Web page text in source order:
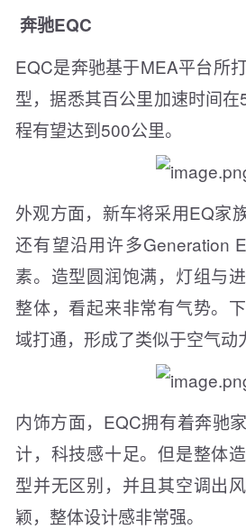
奔驰EQC
EQC是奔驰基于MEA平台所
型，据悉其百公里加速时间
程有望达到500公里。
外观方面，新车将采用EQ家
还有望沿用许多Generation
素。造型圆润饱满，灯组与
整体，看起来非常有气势。
域打通，形成了类似于空气动
内饰方面，EQC拥有着奔驰
计，科技感十足。但是整体
型并无区别，并且其空调出
颖，整体设计感非常强。